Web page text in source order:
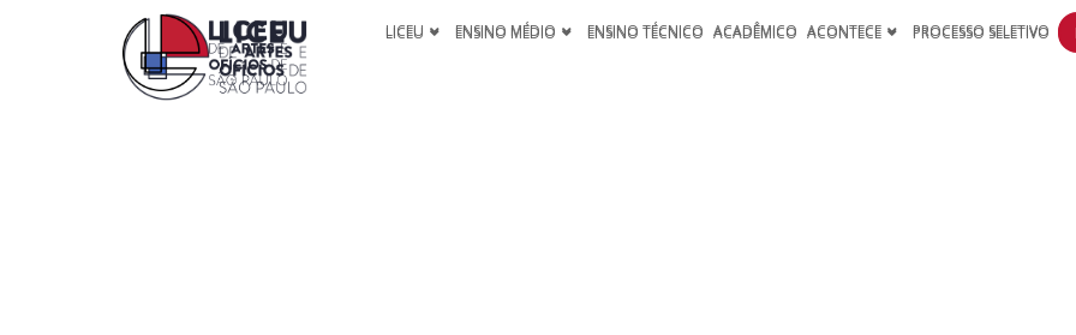
LICEU ENSINO MÉDIO ENSINO TÉCNICO ACADÊMICO ACONTECE PROCESSO SELETIVO